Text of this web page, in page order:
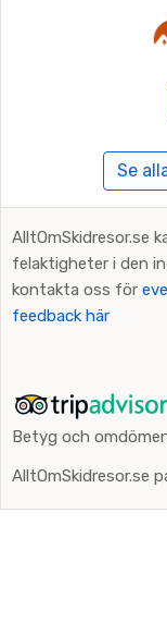
Se
AlltOmSkidresor.se
felaktigheter i den
kontakta oss för
feedback här
Betyg och
AlltOmSkidresor.se